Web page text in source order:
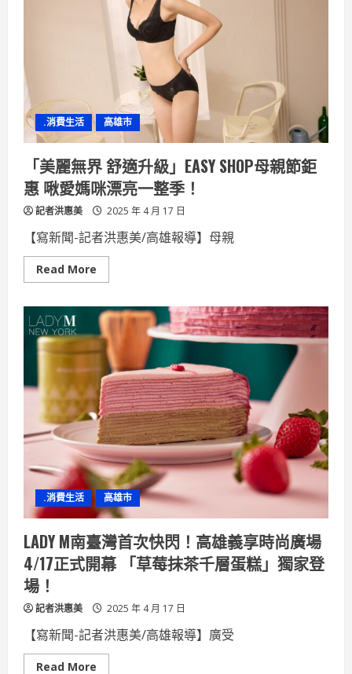
雙
方
共
同
發
展
藍
碳
經
濟
.消費生活 高雄市
「美麗無界 舒適升級」EASY SHOP母親節鉅
惠 啾愛媽咪漂亮一整季！
記者洪惠美 2025 年 4 月 17 日
【寫新聞-記者洪惠美/高雄報導】母親
Read More
more
麗
無
界
舒
適
升
級」
EASY
SHOP
母
親
節
鉅
惠
啾
愛
媽
咪
漂
亮
一
整
季！
.消費生活 高雄市
LADY M南臺灣首次快閃！高雄義享時尚廣場
4/17正式開幕 「草莓抹茶千層蛋糕」獨家登
場！
記者洪惠美 2025 年 4 月 17 日
【寫新聞-記者洪惠美/高雄報導】廣受
Read More